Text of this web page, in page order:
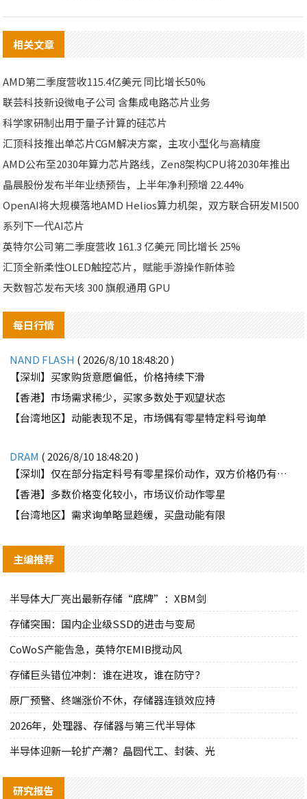
相关文章
AMD第二季度营收115.4亿美元 同比增长50%
联芸科技新设微电子公司 含集成电路芯片业务
科学家研制出用于量子计算的硅芯片
汇顶科技推出单芯片CGM解决方案，主攻小型化与高精度
AMD公布至2030年算力芯片路线，Zen8架构CPU将2030年推出
晶晨股份发布半年业绩预告，上半年净利预增 22.44%
OpenAI将大规模落地AMD Helios算力机架，双方联合研发MI500
系列下一代AI芯片
英特尔公司第二季度营收 161.3 亿美元 同比增长 25%
汇顶全新柔性OLED触控芯片，赋能手游操作新体验
天数智芯发布天垓 300 旗舰通用 GPU
每日行情
NAND FLASH ( 2026/8/10 18:48:20 )
【深圳】买家购货意愿偏低，价格持续下滑
【香港】市场需求稀少，买家多数处于观望状态
【台湾地区】动能表现不足，市场偶有零星特定料号询单
DRAM ( 2026/8/10 18:48:20 )
【深圳】仅在部分指定料号有零星探价动作，双方价格仍有差距
【香港】多数价格变化较小，市场议价动作零星
【台湾地区】需求询单略显趋缓，买盘动能有限
主编推荐
半导体大厂亮出最新存储“底牌”：XBM剑
存储突围：国内企业级SSD的进击与变局
CoWoS产能告急，英特尔EMIB搅动风
存储巨头错位冲刺：谁在进攻，谁在防守？
原厂预警、终端涨价不休，存储器连锁效应持
2026年，处理器、存储器与第三代半导体
半导体迎新一轮扩产潮？晶圆代工、封装、光
研究报告